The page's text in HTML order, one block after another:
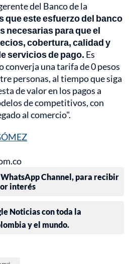
del Banco de la
que este esfuerzo del banco
necesarias para que el
cobertura, calidad y
servicios de pago. Es
converja una tarifa de 0 pesos
personas, al tiempo que siga
de valor en los pagos a
de competitivos, con
al comercio".
WhatsApp Channel, para recibir
interés
Noticias con toda la
y el mundo.